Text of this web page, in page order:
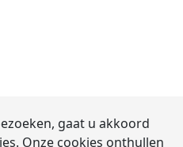
gaat u akkoord
Onze cookies onthullen